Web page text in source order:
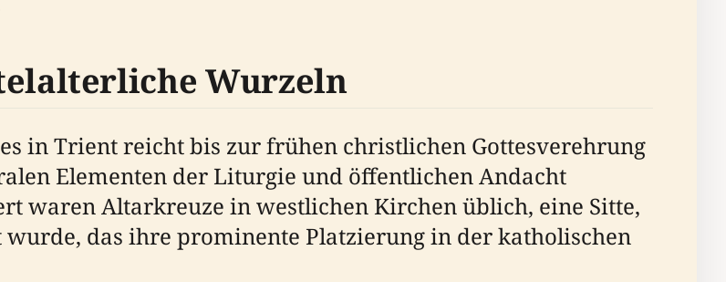
Wurzeln
in Trient reicht bis zur frühen christlichen Gottesverehrung
Elementen der Liturgie und öffentlichen Andacht
waren Altarkreuze in westlichen Kirchen üblich, eine Sitte,
das ihre prominente Platzierung in der katholischen